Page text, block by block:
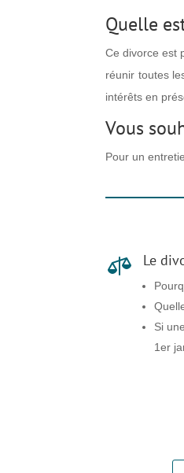
Quelle
Ce divorce est
réunir toutes
intérêts en
Vous
Pour un
 Le
Si
1er